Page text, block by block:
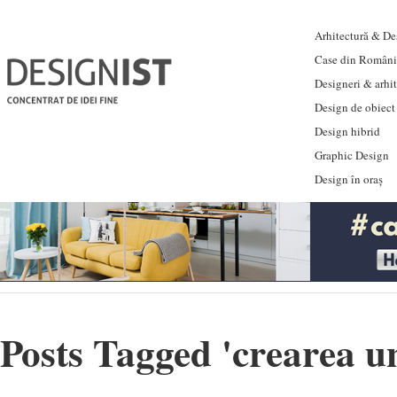
Arhitectură &
Case din
Designeri &
Design de obiect
Design hibrid
Graphic Design
Design în oraș
Posts Tagged 'crearea